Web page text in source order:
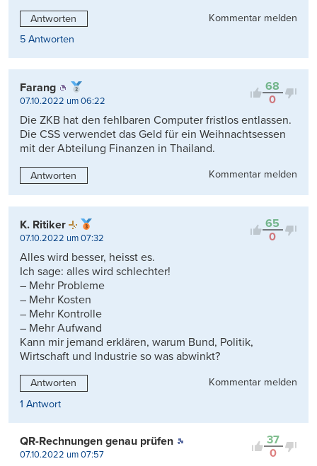
Antworten
Kommentar melden
5 Antworten
68
0
Farang
07.10.2022 um 06:22
Die ZKB hat den fehlbaren Computer fristlos entlassen.
Die CSS verwendet das Geld für ein Weihnachtsessen
mit der Abteilung Finanzen in Thailand.
Antworten Kommentar melden
65
0
K. Ritiker
07.10.2022 um 07:32
Alles wird besser, heisst es.
Ich sage: alles wird schlechter!
– Mehr Probleme
– Mehr Kosten
– Mehr Kontrolle
– Mehr Aufwand
Kann mir jemand erklären, warum Bund, Politik,
Wirtschaft und Industrie so was abwinkt?
Antworten
Kommentar melden
1 Antwort
37
0
QR-Rechnungen genau prüfen
07.10.2022 um 07:57